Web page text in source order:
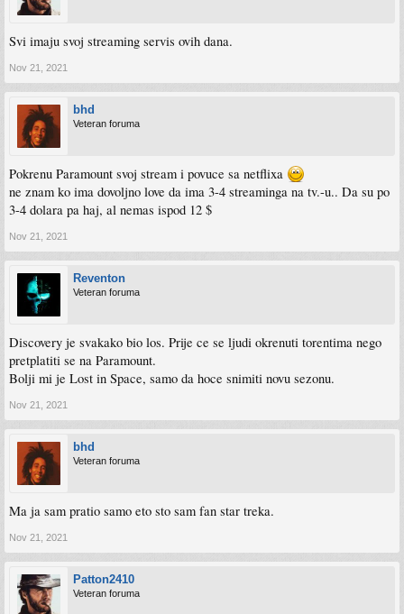
Svi imaju svoj streaming servis ovih dana.
Nov 21, 2021
bhd
Veteran foruma
Pokrenu Paramount svoj stream i povuce sa netflixa
ne znam ko ima dovoljno love da ima 3-4 streaminga na tv.-u.. Da su po
3-4 dolara pa haj, al nemas ispod 12 $
Nov 21, 2021
Reventon
Veteran foruma
Discovery je svakako bio los. Prije ce se ljudi okrenuti torentima nego
pretplatiti se na Paramount.
Bolji mi je Lost in Space, samo da hoce snimiti novu sezonu.
Nov 21, 2021
bhd
Veteran foruma
Ma ja sam pratio samo eto sto sam fan star treka.
Nov 21, 2021
Patton2410
Veteran foruma